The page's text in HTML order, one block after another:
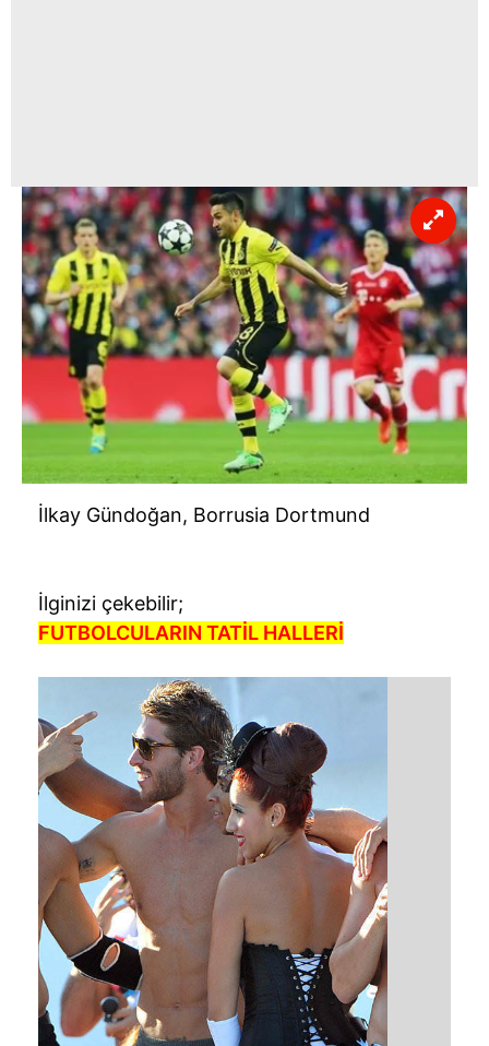
İlkay Gündoğan, Borrusia Dortmund
İlginizi çekebilir;
FUTBOLCULARIN TATİL HALLERİ